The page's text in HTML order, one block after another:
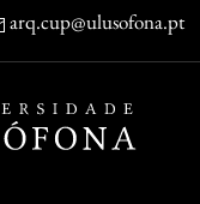
arq.cup@ulusofona.pt